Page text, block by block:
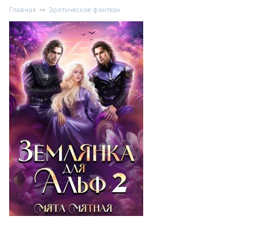
Главная Эротическое фэнтези